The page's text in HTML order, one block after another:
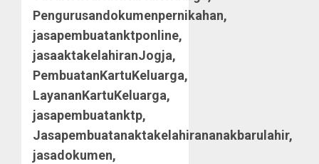
Pengurusandokumenpernikahan,
jasapembuatanktponline,
jasaaktakelahiranJogja,
PembuatanKartuKeluarga,
LayananKartuKeluarga,
jasapembuatanktp,
Jasapembuatanaktakelahirananakbarulahir,
jasadokumen,